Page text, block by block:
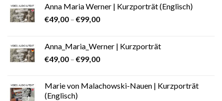
Anna Maria Werner | Kurzporträt (Englisch)
€49,00 – €99,00
Anna_Maria_Werner | Kurzporträt
€49,00 – €99,00
Marie von Malachowski-Nauen | Kurzporträt
(Englisch)